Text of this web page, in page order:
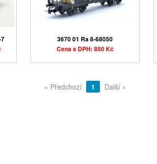
3670 01 Ra 8-68050
Cena s DPH: 850 Kč
« Předchozí 1 Další »